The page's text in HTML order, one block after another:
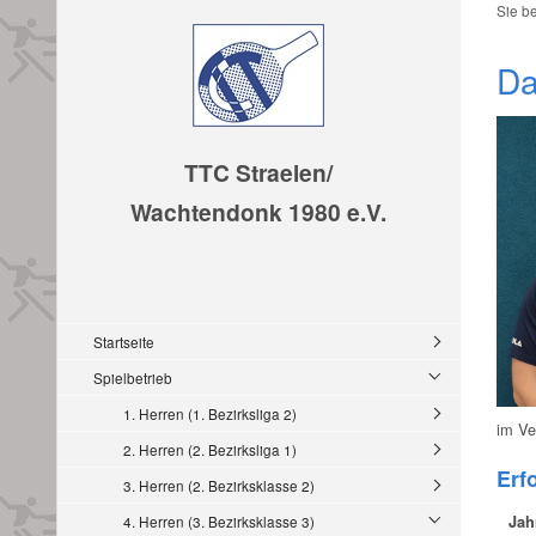
TTC Straelen/
Wachtendonk 1980 e.V.
Startseite
Spielbetrieb
1. Herren (1. Bezirksliga 2)
2. Herren (2. Bezirksliga 1)
3. Herren (2. Bezirksklasse 2)
4. Herren (3. Bezirksklasse 3)
Sie
im